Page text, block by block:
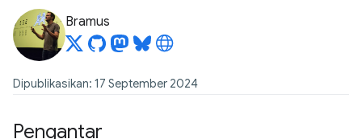
Bramus
Dipublikasikan: 17 September 2024
Pengantar